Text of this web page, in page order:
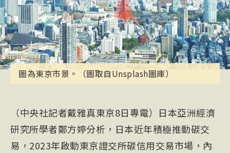
圖為東京市景。（圖取自Unsplash圖庫）
（中央社記者戴雅真東京8日專電）日本亞洲經濟
研究所學者鄭方婷分析，日本近年積極推動碳交
易，2023年啟動東京證交所碳信用交易市場，內